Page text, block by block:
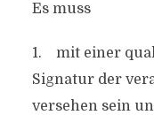
Es muss
1. mit einer
Signatur der
versehen sein